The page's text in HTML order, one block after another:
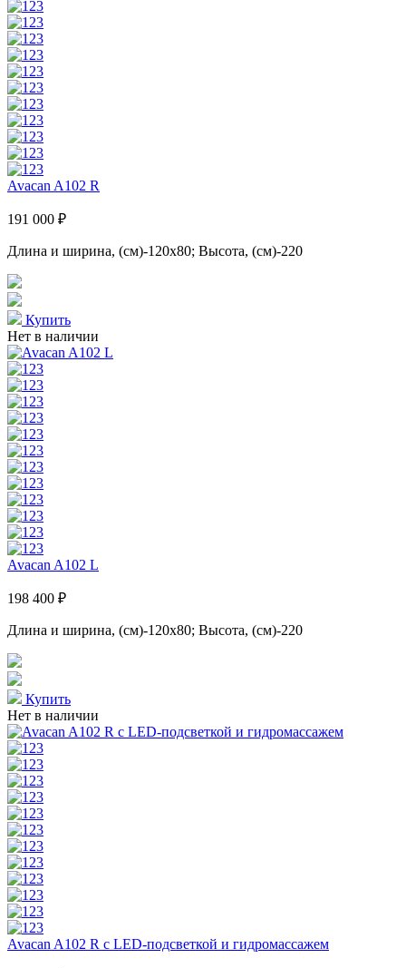
Avacan A102 R
191 000 ₽
Длина и ширина, (см)-120x80; Высота, (см)-220
Купить
Нет в наличии
Avacan A102 L
198 400 ₽
Длина и ширина, (см)-120x80; Высота, (см)-220
Купить
Нет в наличии
Avacan A102 R с LED-подсветкой и гидромассажем